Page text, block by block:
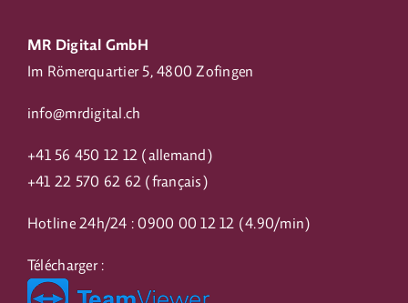
MR Digital GmbH
Im Römerquartier 5, 4800 Zofingen
info@mrdigital.ch
+41 56 450 12 12 (allemand)
+41 22 570 62 62 (français)
Hotline 24h/24 :0900 00 12 12 (4.90/min)
Télécharger :